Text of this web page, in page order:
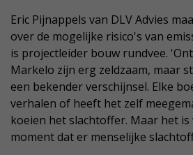
Eric Pijnappels van DLV Advies
over de mogelijke risico's van
is projectleider bouw rundvee.
Markelo zijn erg zeldzaam, maar
een bekender verschijnsel. Elke
verhalen of heeft het zelf
koeien het slachtoffer. Maar het
moment dat er menselijke